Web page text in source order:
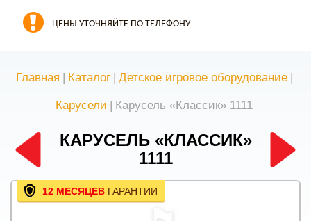
ЦЕНЫ УТОЧНЯЙТЕ ПО ТЕЛЕФОНУ
Главная | Каталог | Детское игровое оборудование |
Карусели | Карусель «Классик» 1111
КАРУСЕЛЬ «КЛАССИК»
1111
12 МЕСЯЦЕВ ГАРАНТИИ